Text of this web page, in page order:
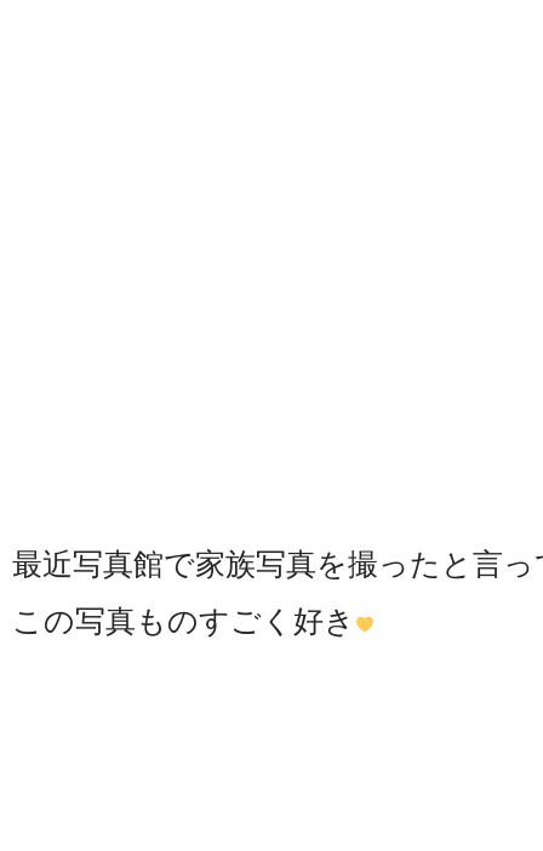
最近写真館で家族写真を撮ったと言
この写真ものすごく好き